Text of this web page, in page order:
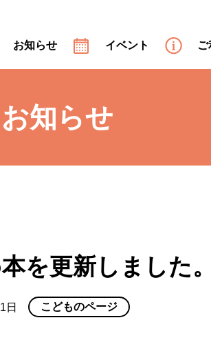
お知らせ イベント ご
お知らせ
を更新しました
日 こどものページ